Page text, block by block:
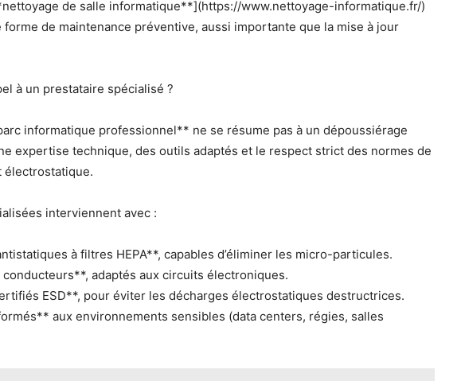
de salle informatique**](https://www.nettoyage-informatique.fr/)
de maintenance préventive, aussi importante que la mise à jour
à un prestataire spécialisé ?
informatique professionnel** ne se résume pas à un dépoussiérage
expertise technique, des outils adaptés et le respect strict des normes de
électrostatique.
interviennent avec :
à filtres HEPA**, capables d’éliminer les micro-particules.
adaptés aux circuits électroniques.
ESD**, pour éviter les décharges électrostatiques destructrices.
aux environnements sensibles (data centers, régies, salles